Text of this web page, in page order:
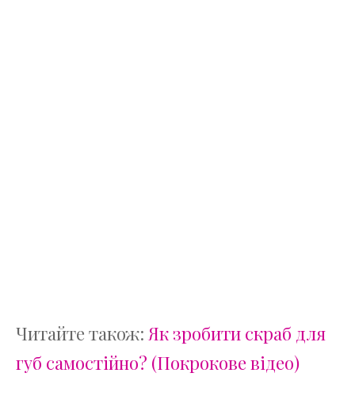
Читайте також:Як зробити скраб для
губ самостійно? (Покрокове відео)